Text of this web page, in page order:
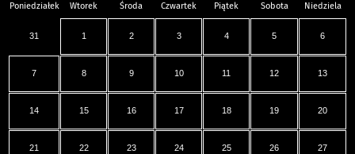
Poniedziałek Wtorek Środa Czwartek Piątek Sobota Niedziela
31 1 2 3 4 5 6
7 8 9 10 11 12 13
14 15 16 17 18 19 20
21 22 23 24 25 26 27